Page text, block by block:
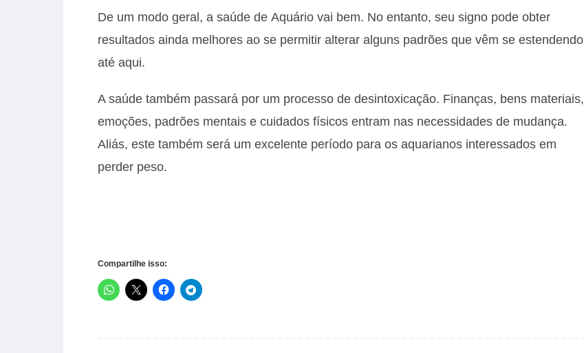
De um modo geral, a saúde de Aquário vai bem. No entanto, seu signo pode obter
resultados ainda melhores ao se permitir alterar alguns padrões que vêm se estendendo
até aqui.
A saúde também passará por um processo de desintoxicação. Finanças, bens materiais,
emoções, padrões mentais e cuidados físicos entram nas necessidades de mudança.
Aliás, este também será um excelente período para os aquarianos interessados em
perder peso.
Compartilhe isso: